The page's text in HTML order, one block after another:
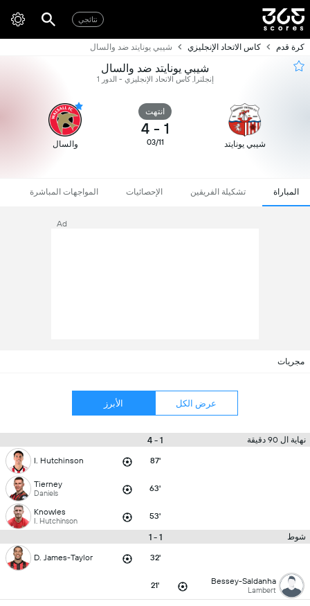
نتائجي
كرة قدم كاس الاتحاد الإنجليزي شيبي يونايتد ضد والسال
شيبي يونايتد ضد والسال
إنجلترا, كاس الاتحاد الإنجليزي - الدور 1
شيبي يونايتد
انتهت
1
-
4
03/11 والسال
المباراة تشكيلة الفريقين الإحصائيات المواجهات المباشرة
Ad
مجريات
عرض الكل الأبرز
نهاية ال 90 دقيقة 1 - 4
87'
I. Hutchinson
63'
Tierney
Daniels
53'
Knowles
I. Hutchinson
شوط 1 - 1
32'
D. James-Taylor
Bessey-Saldanha
Lambert
21'